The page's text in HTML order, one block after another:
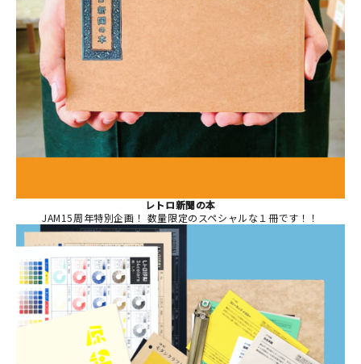
お問い合わせ
レトロ新聞の本
JAM15周年特別企画！ 数量限定のスペシャルな１冊です！！